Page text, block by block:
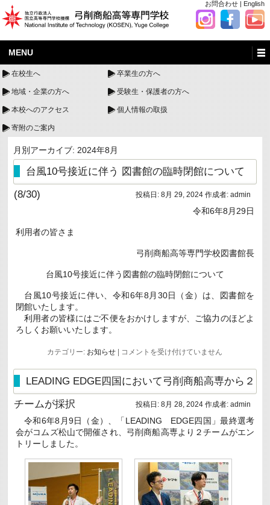
お問合わせ | English
MENU
在校生へ 卒業生の方へ
地域・企業の方へ 受験生・保護者の方へ
本校へのアクセス 個人情報の取扱
寄附のご案内
月別アーカイブ: 2024年8月
台風10号接近に伴う 図書館の臨時閉館について
(8/30)
投稿日: 8月 29, 2024 作成者: admin
令和6年8月29日
利用者の皆さま
弓削商船高等専門学校図書館長
台風10号接近に伴う図書館の臨時閉館について
台風10号接近に伴い、令和6年8月30日（金）は、図書館を
閉館いたします。
利用者の皆様にはご不便をおかけしますが、ご協力のほどよ
ろしくお願いいたします。
カテゴリー: お知らせ
台
10
号
接
近
う
図
の
コメントを受け付けていません
LEADING EDGE四国において弓削商船高専から２
チームが採択
投稿日: 8月 28, 2024 作成者: admin
令和6年8月9日（金）、「LEADING EDGE四国」最終選考
会がコムズ松山で開催され、弓削商船高専より２チームがエン
トリーしました。